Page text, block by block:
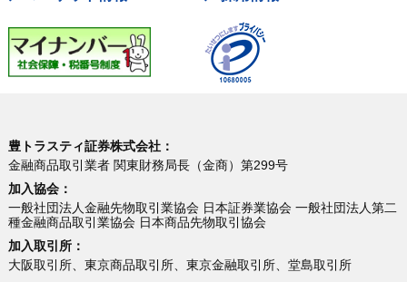
豊トラスティ証券株式会社：
金融商品取引業者 関東財務局長（金商）第299号
加入協会：
一般社団法人金融先物取引業協会 日本証券業協会 一般社団法人第二
種金融商品取引業協会 日本商品先物取引協会
加入取引所：
大阪取引所、東京商品取引所、東京金融取引所、堂島取引所